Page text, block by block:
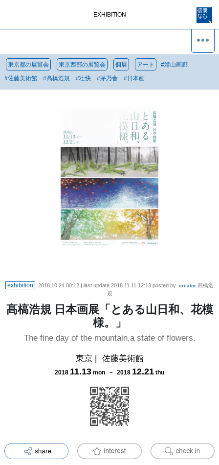
EXHIBITION
東京都の展覧会 東京西部の展覧会 個展 アート #靖山画廊
#佐藤美術館 #髙橋浩規 #壮快 #茅乃舎 #日本画
exhibition 2018.10.24 00:12 | last update 2018.11.11 12:13 posted by creator 髙橋浩
規
髙槁浩規 日本画展「とある山日和、花模
様。」
The fine day of the mountain,a state of flowers.
東京| 佐藤美術館
2018 11.13 mon － 2018 12.21 thu